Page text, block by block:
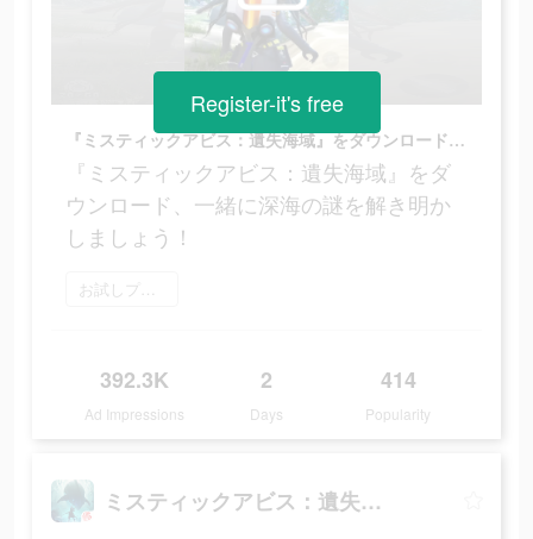
『ミスティックアビス：遺失海域』をダウンロード、一緒に深海の謎を解き明かしましょう！
『ミスティックアビス：遺失海域』をダ
ウンロード、一緒に深海の謎を解き明か
しましょう！
お試しプレイ
392.3K
Ad Impressions
2
Days
414
Popularity
Register-it's free
ミスティックアビス：遺失海域